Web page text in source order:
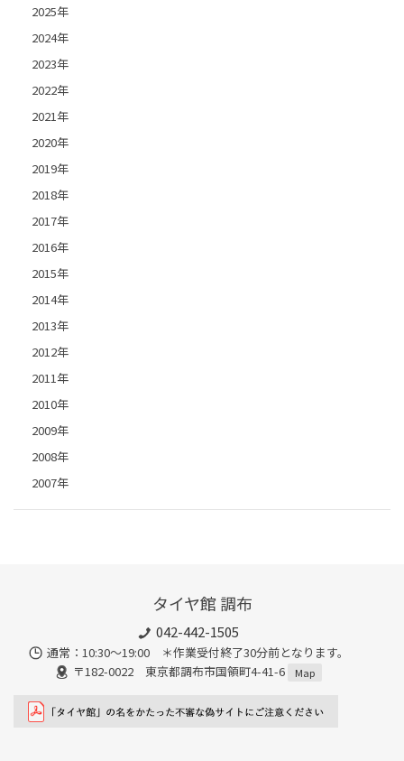
2025年
2024年
2023年
2022年
2021年
2020年
2019年
2018年
2017年
2016年
2015年
2014年
2013年
2012年
2011年
2010年
2009年
2008年
2007年
タイヤ館 調布
042-442-1505
通常：10:30～19:00 ＊作業受付終了30分前となります。
〒182-0022 東京都調布市国領町4-41-6
Map